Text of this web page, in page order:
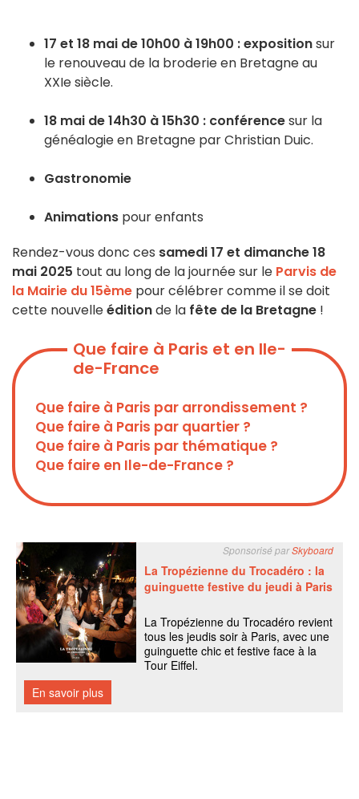
17 et 18 mai de 10h00 à 19h00 : expositionsur
le renouveau de la broderie en Bretagne au
XXIe siècle.
18 mai de 14h30 à 15h30 : conférencesur la
généalogie en Bretagne par Christian Duic.
Gastronomie
Animations pour enfants
Rendez-vous donc ces samedi 17 et dimanche 18
mai 2025 tout au long de la journée sur le Parvis de
la Mairie du 15ème pour célébrer comme il se doit
cette nouvelleéditionde la fête de la Bretagne !
Que faire à Paris et en Ile-
de-France
Que faire à Paris par arrondissement ?
Que faire à Paris par quartier ?
Que faire à Paris par thématique ?
Que faire en Ile-de-France ?